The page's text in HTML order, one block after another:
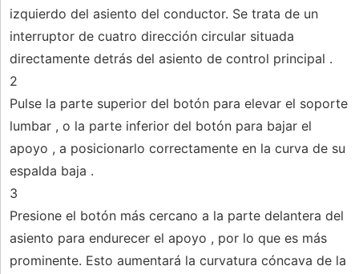
izquierdo del asiento del conductor. Se trata de un
interruptor de cuatro dirección circular situada
directamente detrás del asiento de control principal .
2
Pulse la parte superior del botón para elevar el soporte
lumbar , o la parte inferior del botón para bajar el
apoyo , a posicionarlo correctamente en la curva de su
espalda baja .
3
Presione el botón más cercano a la parte delantera del
asiento para endurecer el apoyo , por lo que es más
prominente. Esto aumentará la curvatura cóncava de la